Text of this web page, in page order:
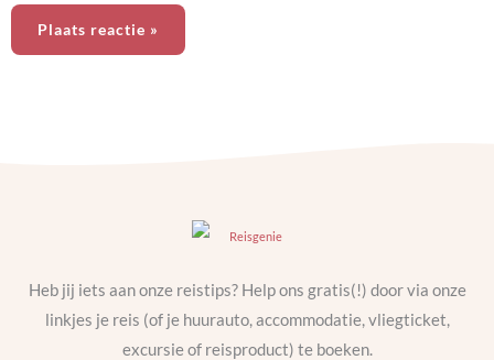
Heb jij iets aan onze reistips? Help ons gratis(!) door via onze
linkjes je reis (of je huurauto, accommodatie, vliegticket,
excursie of reisproduct) te boeken.